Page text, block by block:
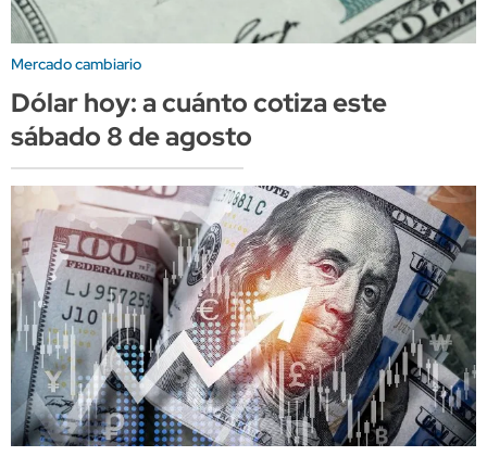
Mercado cambiario
Dólar hoy: a cuánto cotiza este
sábado 8 de agosto